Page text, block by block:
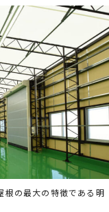
根の最大の特徴である明